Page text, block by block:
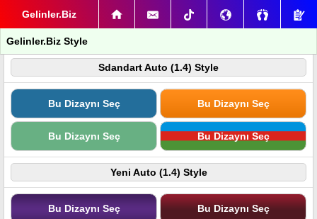
Gelinler.Biz
Gelinler.Biz Style
Sdandart Auto (1.4) Style
Bu Dizaynı Seç Bu Dizaynı Seç
Bu Dizaynı Seç Bu Dizaynı Seç
Yeni Auto (1.4) Style
Bu Dizaynı Seç Bu Dizaynı Seç